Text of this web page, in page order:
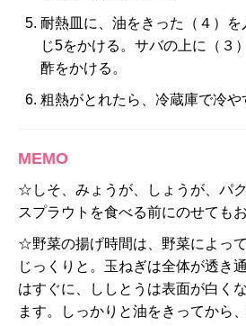
耐熱皿に、油をきった（４）を
じ5をかける。サバの上に（３
酢をかける。
粗熱がとれたら、冷蔵庫で冷や
MEMO
☆しそ、みょうが、しょうが、パ
スプラウトを食べる前にのせてもお
☆野菜の揚げ時間は、野菜によっ
じっくりと。玉ねぎは全体が透き
はすぐに、ししとうは表面が白く
ます。しっかりと油をきってから